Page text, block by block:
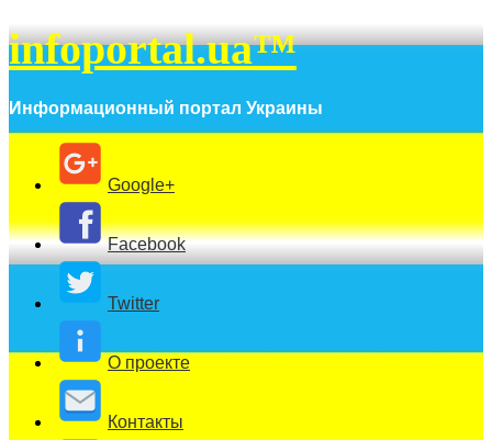
infoportal.ua™
Информационный портал Украины
Google+
Facebook
Twitter
О проекте
Контакты